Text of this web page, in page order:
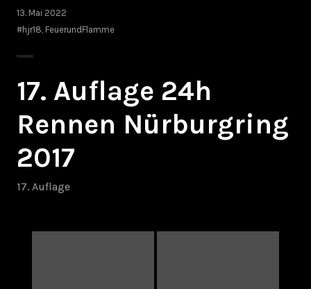
13. Mai 2022
#hjr18 FeuerundFlamme
17. Auflage 24h
Rennen Nürburgring
2017
17. Auflage